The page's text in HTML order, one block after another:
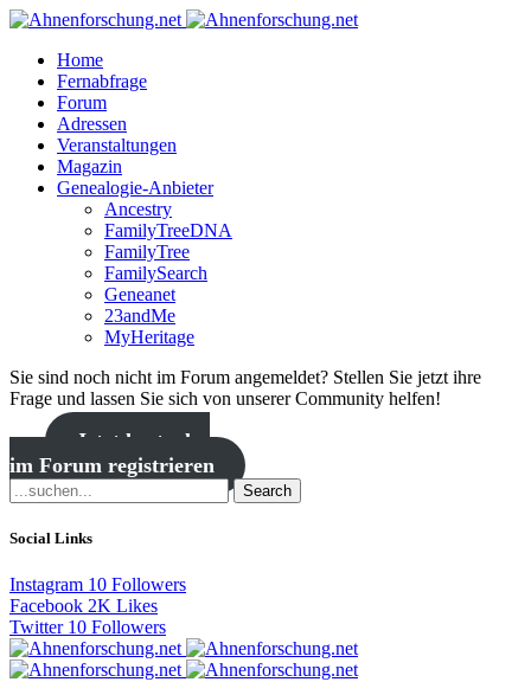
Home
Fernabfrage
Forum
Adressen
Veranstaltungen
Magazin
Genealogie-Anbieter
Ancestry
FamilyTreeDNA
FamilyTree
FamilySearch
Geneanet
23andMe
MyHeritage
Sie sind noch nicht im Forum angemeldet? Stellen Sie jetzt ihre
Frage und lassen Sie sich von unserer Community helfen!
Jetzt kostenlos
im Forum registrieren
Search
Social Links
Instagram 10 Followers
Facebook 2K Likes
Twitter 10 Followers